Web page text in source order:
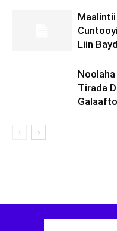
Maalintii
Liin
Tirada
Galaafto